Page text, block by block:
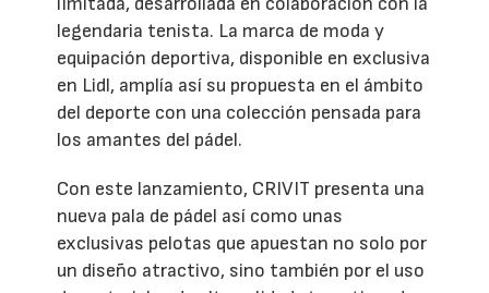
legendaria tenista. La marca de moda y
equipación deportiva, disponible en exclusiva
en Lidl, amplía así su propuesta en el ámbito
del deporte con una colección pensada para
los amantes del pádel.
Con este lanzamiento, CRIVIT presenta una
nueva pala de pádel así como unas
exclusivas pelotas que apuestan no solo por
un diseño atractivo, sino también por el uso